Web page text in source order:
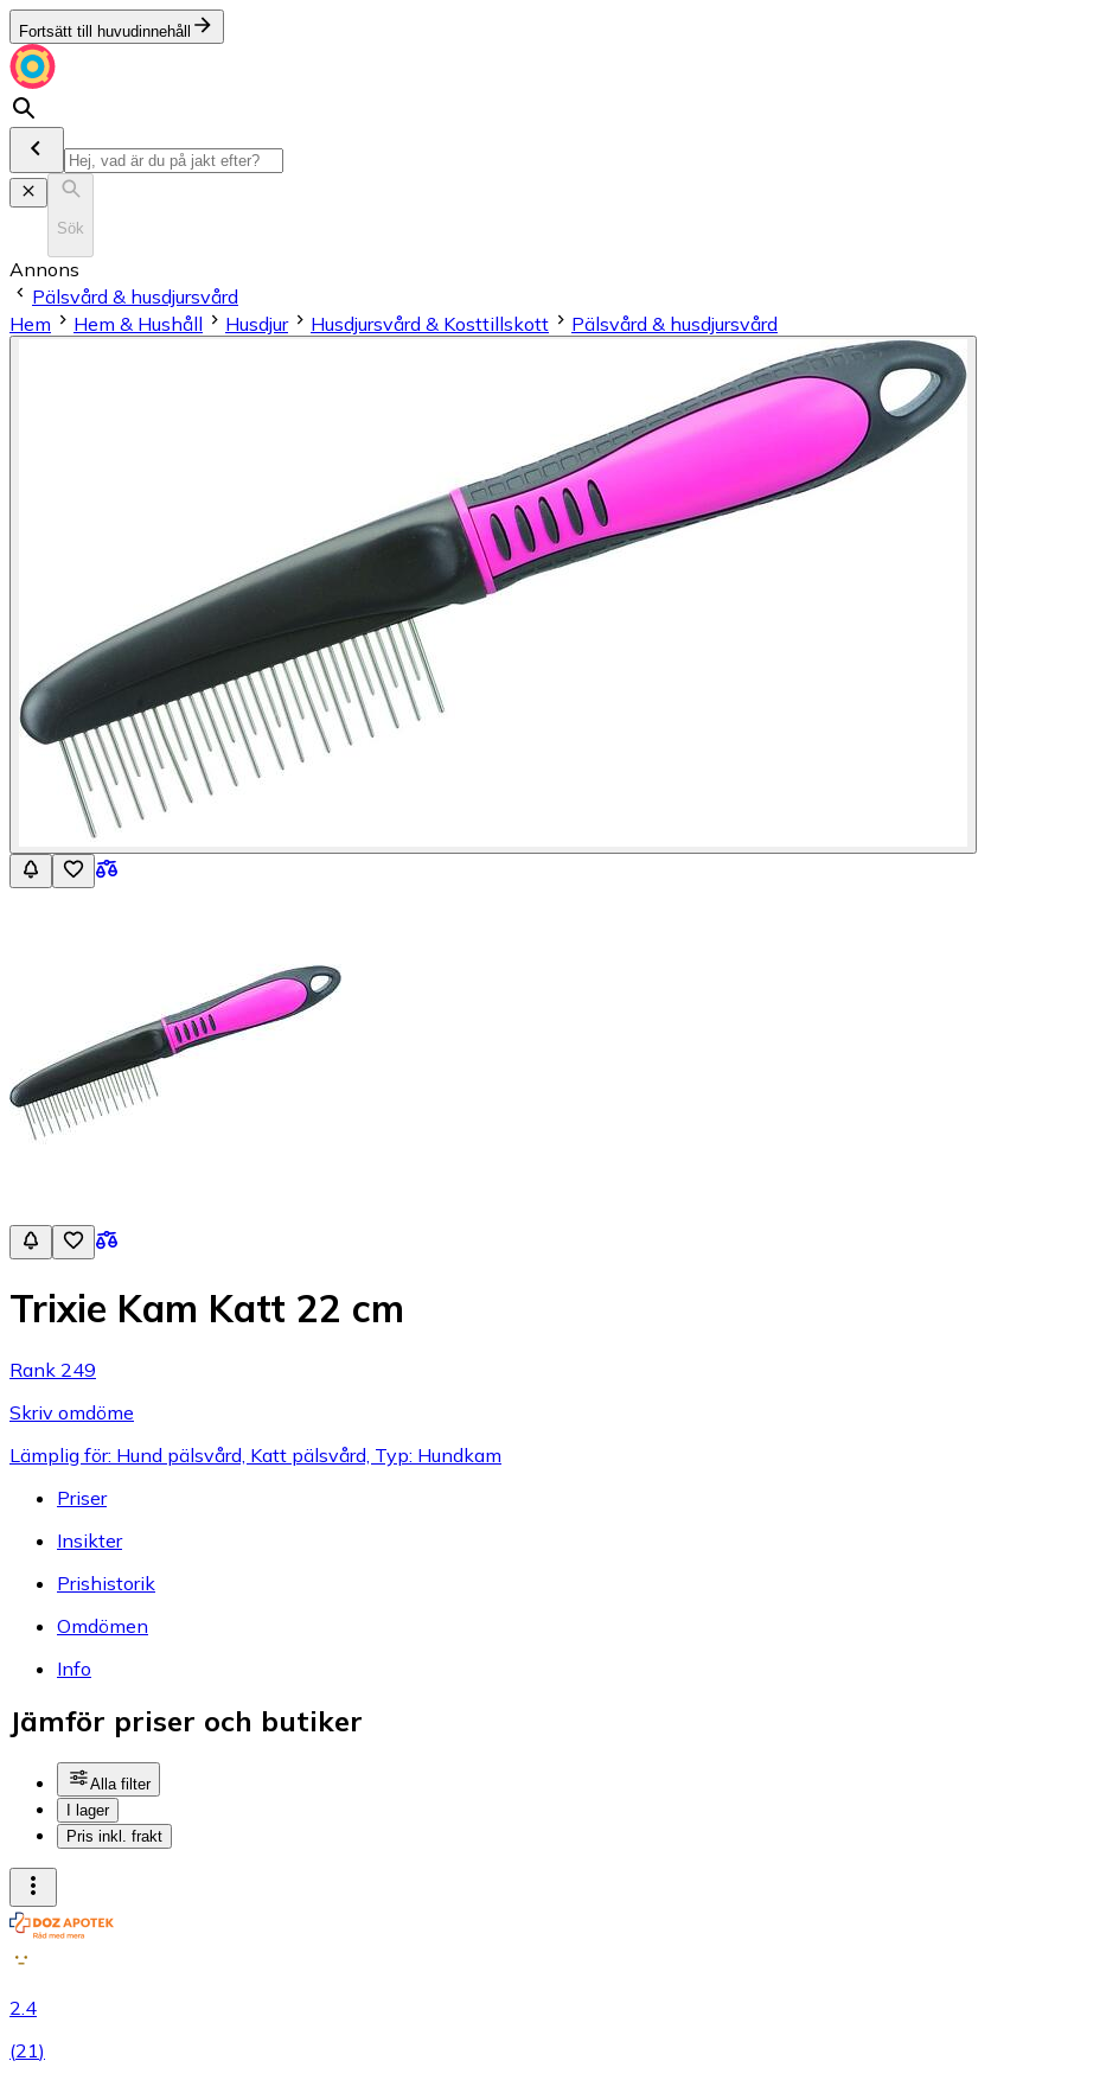
Fortsätt till huvudinnehåll
Sök
Annons
Pälsvård & husdjursvård
Hem
Hem & Hushåll Husdjur Husdjursvård & Kosttillskott Pälsvård & husdjursvård
Trixie Kam Katt 22 cm
Rank 249
Skriv omdöme
Lämplig för: Hund pälsvård, Katt pälsvård, Typ: Hundkam
Priser
Insikter
Prishistorik
Omdömen
Info
Jämför priser och butiker
Alla filter
I lager
Pris inkl. frakt
2.4
(21)